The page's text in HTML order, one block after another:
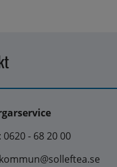
- 68 20 00